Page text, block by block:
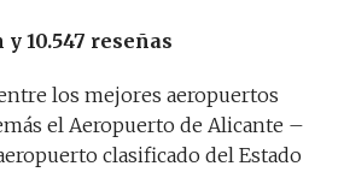
10.547 reseñas
los mejores aeropuertos
el Aeropuerto de Alicante –
clasificado del Estado